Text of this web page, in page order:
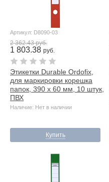
Артикул: D8090-03
2 362.43 руб.
1 803.38 руб.
Этикетки Durable Ordofix,
для маркировки корешка
папок, 390 х 60 мм, 10 штук,
ПВХ
Наличие: Нет в наличии
Купить